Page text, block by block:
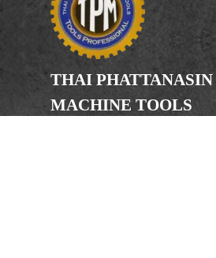
THAI PHATTANASIN
MACHINE TOOLS